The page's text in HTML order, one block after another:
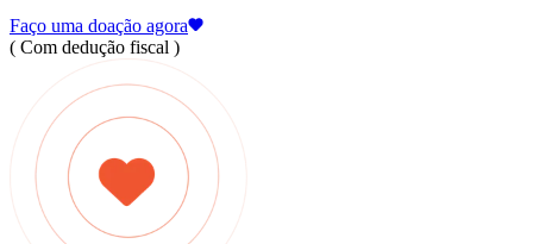
Faço uma doação agora
( Com dedução fiscal )